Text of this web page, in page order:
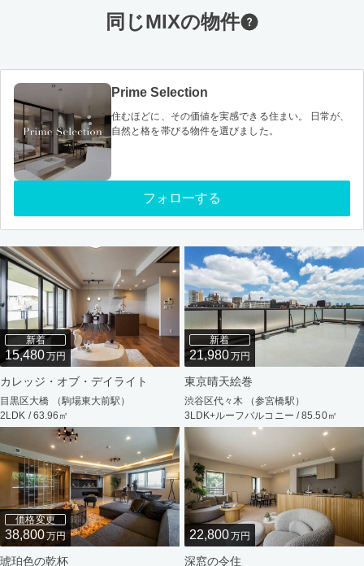
同じMIXの物件
Prime Selection
住むほどに、その価値を実感できる住まい。 日常が、
自然と格を帯びる物件を選びました。
フォローする
新着
15,480万円
カレッジ・オブ・デイライト
目黒区大橋 （駒場東大前駅）
2LDK / 63.96㎡
新着
21,980万円
東京晴天絵巻
渋谷区代々木 （参宮橋駅）
3LDK+ルーフバルコニー / 85.50㎡
価格変更
38,800万円
琥珀色の乾杯
22,800万円
深窓の令住